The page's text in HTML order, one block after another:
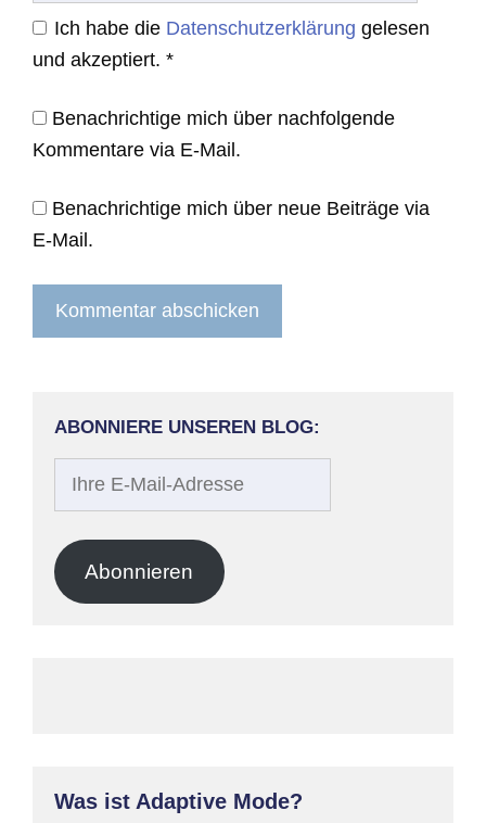
Ich habe die Datenschutzerklärung gelesen
und akzeptiert. *
Benachrichtige mich über nachfolgende
Kommentare via E-Mail.
Benachrichtige mich über neue Beiträge via
E-Mail.
ABONNIERE UNSEREN BLOG:
Adresse
Abonnieren
Was ist Adaptive Mode?